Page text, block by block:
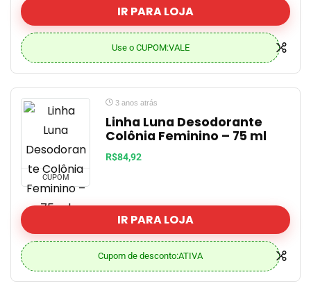
IR PARA LOJA
Use o CUPOM:VALE
CUPOM
3 anos atrás
Linha Luna Desodorante
Colônia Feminino – 75 ml
R$84,92
IR PARA LOJA
Cupom de desconto:ATIVA